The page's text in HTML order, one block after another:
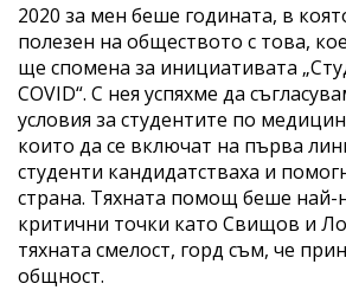
2020 за мен беше годината, в
полезен на обществото с това,
ще спомена за инициативата
COVID“. С нея успяхме да
условия за студентите по
които да се включат на първа
студенти кандидатстваха и
страна. Тяхната помощ беше най-
критични точки като Свищов и
тяхната смелост, горд съм, че
общност.